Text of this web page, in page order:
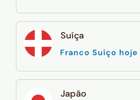
Suíça
Franco Suíço hoje
Japão